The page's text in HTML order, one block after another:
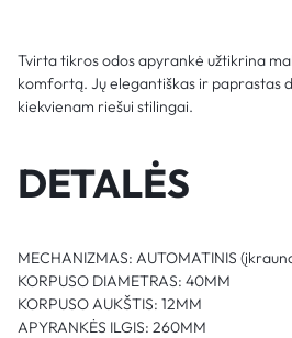
Tvirta tikros odos apyrankė užtikrina
komfortą. Jų elegantiškas ir paprastas
kiekvienam riešui stilingai.
DETALĖS
MECHANIZMAS: AUTOMATINIS
KORPUSO DIAMETRAS: 40MM
KORPUSO AUKŠTIS: 12MM
APYRANKĖS ILGIS: 260MM